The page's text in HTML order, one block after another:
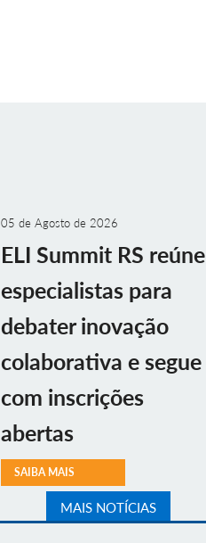
05 de Agosto de 2026
ELI Summit RS reúne
especialistas para
debater inovação
colaborativa e segue
com inscrições
abertas
SAIBA MAIS
MAIS NOTÍCIAS